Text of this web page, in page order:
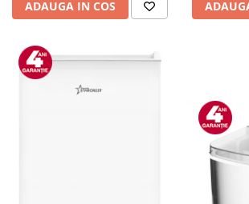
ADAUGA IN COS